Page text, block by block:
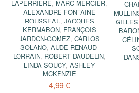
LAPERRIÈRE, MARC MERCIER,
ALEXANDRE FONTAINE
ROUSSEAU, JACQUES
KERMABON, FRANÇOIS
JARDON-GOMEZ, CARLOS
SOLANO, AUDE RENAUD-
LORRAIN, ROBERT DAUDELIN,
LINDA SOUCY, ASHLEY
MCKENZIE
4,99 €